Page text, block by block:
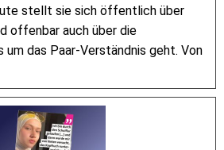
stellt sie sich öffentlich über
offenbar auch über die
um das Paar-Verständnis geht. Von